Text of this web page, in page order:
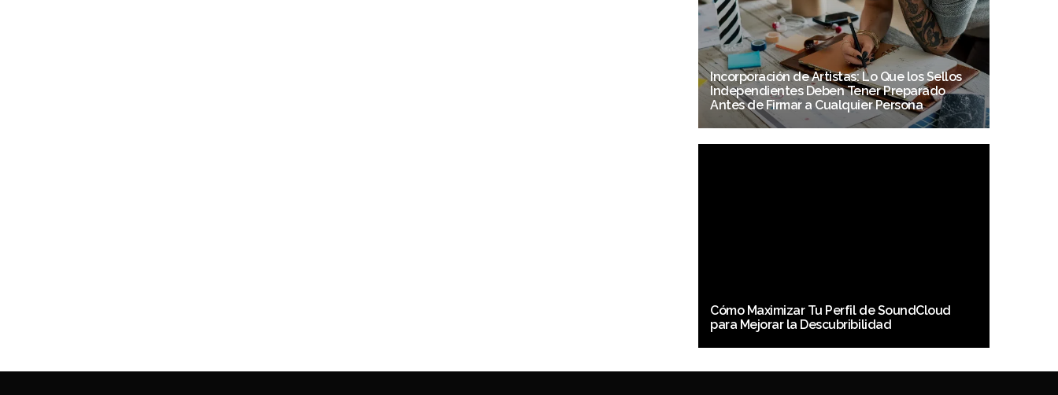
Incorporación de Artistas: Lo Que los Sellos
Independientes Deben Tener Preparado
Antes de Firmar a Cualquier Persona
Cómo Maximizar Tu Perfil de SoundCloud
para Mejorar la Descubribilidad